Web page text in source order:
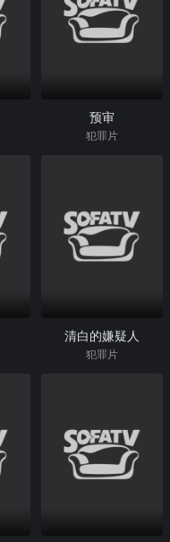
预审
犯罪片
清白的嫌疑人
犯罪片